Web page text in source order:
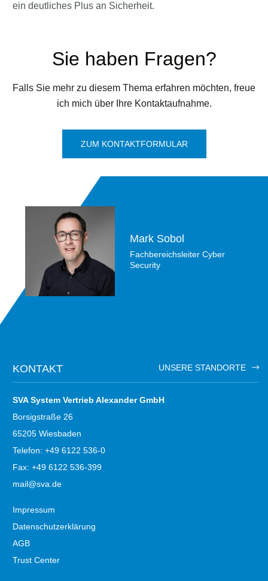
ein deutliches Plus an Sicherheit.
Sie haben Fragen?
Falls Sie mehr zu diesem Thema erfahren möchten, freue
ich mich über Ihre Kontaktaufnahme.
ZUM KONTAKTFORMULAR
Mark Sobol
Fachbereichsleiter Cyber
Security
KONTAKT UNSERE STANDORTE
SVA System Vertrieb Alexander GmbH
Borsigstraße 26
65205 Wiesbaden
Telefon: +49 6122 536-0
Fax: +49 6122 536-399
mail@sva.de
Impressum
Datenschutzerklärung
AGB
Trust Center